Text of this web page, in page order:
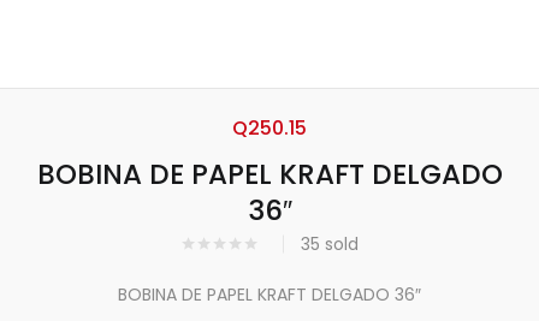
BOBINA DE PAPEL KRAFT DELGADO
36″
35 sold
Q250.15
BOBINA DE PAPEL KRAFT DELGADO 36″